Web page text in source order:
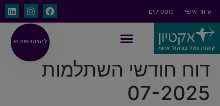
איזור אישי מעסיקים
להצטרפות ↢
דוח חודשי השתלמות
07-2025